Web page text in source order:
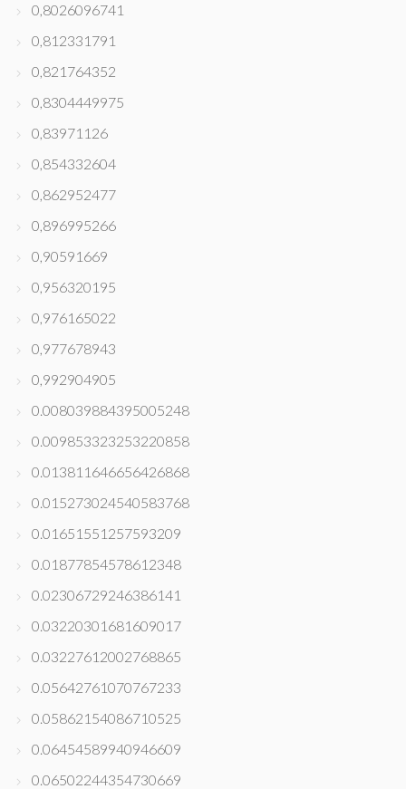
0,8026096741
0,812331791
0,821764352
0,8304449975
0,83971126
0,854332604
0,862952477
0,896995266
0,90591669
0,956320195
0,976165022
0,977678943
0,992904905
0.008039884395005248
0.009853323253220858
0.013811646656426868
0.015273024540583768
0.01651551257593209
0.01877854578612348
0.02306729246386141
0.03220301681609017
0.03227612002768865
0.05642761070767233
0.05862154086710525
0.06454589940946609
0.06502244354730669